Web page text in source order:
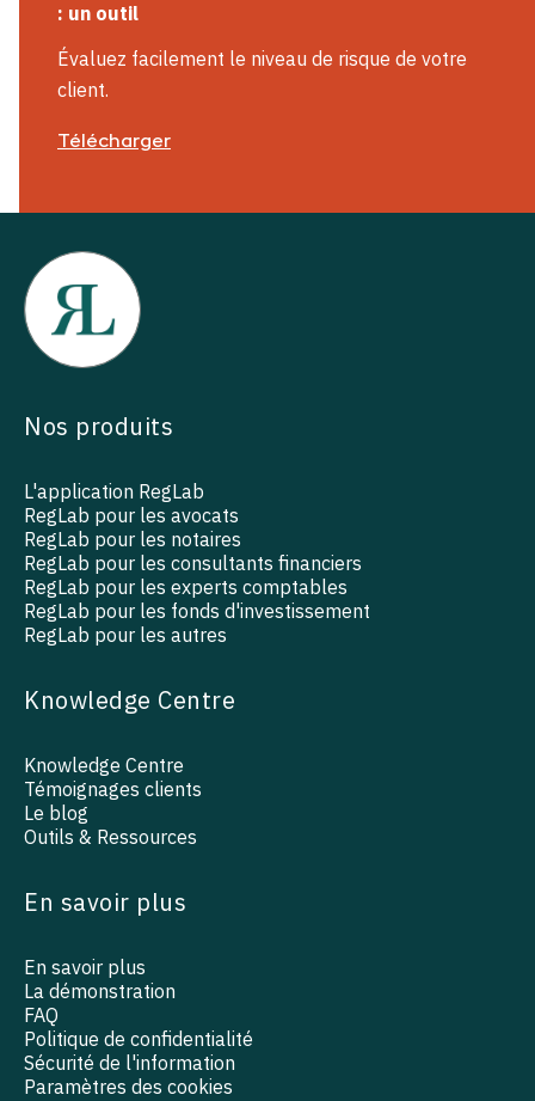
: un outil
Évaluez facilement le niveau de risque de votre
client.
Télécharger
Nos produits
L'application RegLab
RegLab pour les avocats
RegLab pour les notaires
RegLab pour les consultants financiers
RegLab pour les experts comptables
RegLab pour les fonds d'investissement
RegLab pour les autres
Knowledge Centre
Knowledge Centre
Témoignages clients
Le blog
Outils & Ressources
En savoir plus
En savoir plus
La démonstration
FAQ
Politique de confidentialité
Sécurité de l'information
Paramètres des cookies